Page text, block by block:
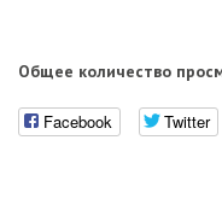
Общее количество
Facebook Twitter